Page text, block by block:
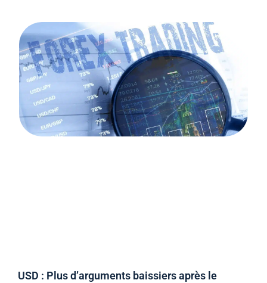
USD : Plus d’arguments baissiers après le